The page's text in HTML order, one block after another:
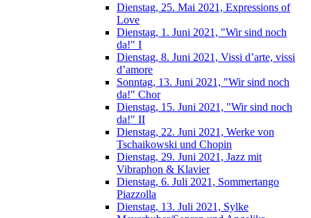
Dienstag, 25. Mai 2021, Expressions of
Love
Dienstag, 1. Juni 2021, "Wir sind noch
da!" I
Dienstag, 8. Juni 2021, Vissi d’arte, vissi
d’amore
Sonntag, 13. Juni 2021, "Wir sind noch
da!" Chor
Dienstag, 15. Juni 2021, "Wir sind noch
da!" II
Dienstag, 22. Juni 2021, Werke von
Tschaikowski und Chopin
Dienstag, 29. Juni 2021, Jazz mit
Vibraphon & Klavier
Dienstag, 6. Juli 2021, Sommertango
Piazzolla
Dienstag, 13. Juli 2021, Sylke